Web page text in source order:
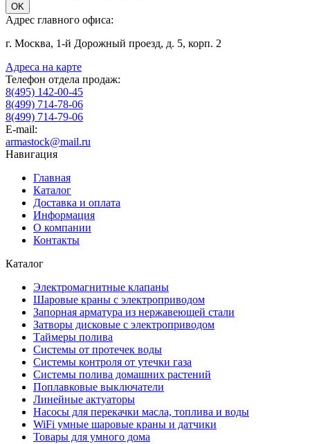
OK
Адрес главного офиса:
г. Москва, 1-й Дорожный проезд, д. 5, корп. 2
Адреса на карте
Телефон отдела продаж:
8(495) 142-00-45
8(499) 714-78-06
8(499) 714-79-06
E-mail:
armastock@mail.ru
Навигация
Главная
Каталог
Доставка и оплата
Информация
О компании
Контакты
Каталог
Электромагнитные клапаны
Шаровые краны с электроприводом
Запорная арматура из нержавеющей стали
Затворы дисковые с электроприводом
Таймеры полива
Системы от протечек воды
Системы контроля от утечки газа
Системы полива домашних растений
Поплавковые выключатели
Линейные актуаторы
Насосы для перекачки масла, топлива и воды
WiFi умные шаровые краны и датчики
Товары для умного дома